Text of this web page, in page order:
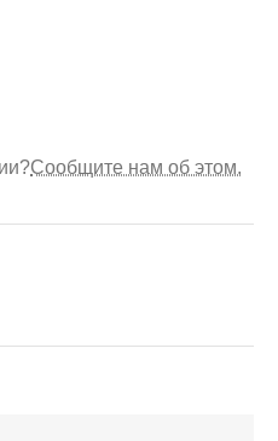
Сообщите нам об этом.